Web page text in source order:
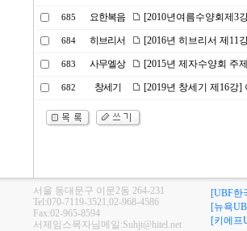
685 요한복음 [2010년여름수양회제3
684 히브리서 [2016년 히브리서 제11
683 사무엘상 [2015년 제자수양회 주
682 창세기 [2019년 창세기 제16강]
서울 동대문구 이문2동 264-231
Tel:070-7119-3521,02-968-4586
Fax:02-965-8594
서제임스목자님메일:Suhjt@hitel.net
[UBF한
[뉴욕
[키에프